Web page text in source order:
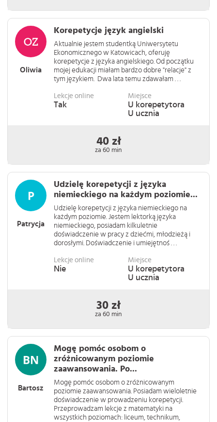
Oliwia
Korepetycje język angielski
Aktualnie jestem studentką Uniwersytetu
Ekonomicznego w Katowicach, oferuję
korepetycje z języka angielskiego. Od początku
mojej edukacji miałam bardzo dobre "relacje" z
tym językiem. Dwa lata temu zdawałam . . .
Lekcje online
Tak
Miejsce
U korepetytora
U ucznia
40 zł
za 60 min
Patrycja
Udzielę korepetycji z języka
niemieckiego na każdym poziomie...
Udzielę korepetycji z języka niemieckiego na
każdym poziomie. Jestem lektorką języka
niemieckiego, posiadam kilkuletnie
doświadczenie w pracy z dziećmi, młodzieżą i
dorosłymi. Doświadczenie i umiejętnoś . . .
Lekcje online
Nie
Miejsce
U korepetytora
U ucznia
30 zł
za 60 min
Bartosz
Mogę pomóc osobom o
zróżnicowanym poziomie
zaawansowania. Po...
Mogę pomóc osobom o zróżnicowanym
poziomie zaawansowania. Posiadam wieloletnie
doświadczenie w prowadzeniu korepetycji.
Przeprowadzam lekcje z matematyki na
wszystkich poziomach: liceum, technikum,